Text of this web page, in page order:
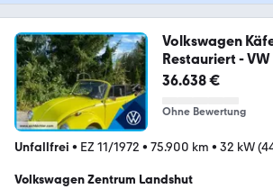
Volkswagen
Restauriert -
36.638 €
Ohne Bewertung
Unfallfrei • EZ 11/1972 • 75.900 km • 32 kW
Volkswagen Zentrum Landshut